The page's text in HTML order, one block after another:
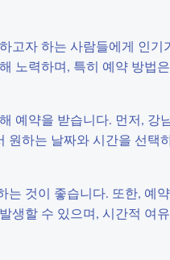
고자 하는 사람들에게 인기
노력하며, 특히 예약 방법
예약을 받습니다. 먼저, 강
하는 날짜와 시간을 선택
것이 좋습니다. 또한, 예
생할 수 있으며, 시간적 여